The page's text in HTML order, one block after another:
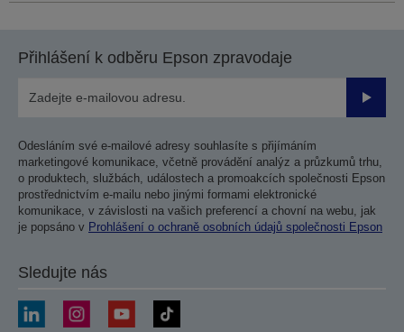
Přihlášení k odběru Epson zpravodaje
Odesláním své e-mailové adresy souhlasíte s přijímáním
marketingové komunikace, včetně provádění analýz a průzkumů trhu,
o produktech, službách, událostech a promoakcích společnosti Epson
prostřednictvím e-mailu nebo jinými formami elektronické
komunikace, v závislosti na vašich preferencí a chovní na webu, jak
je popsáno v Prohlášení o ochraně osobních údajů společnosti Epson
Sledujte nás